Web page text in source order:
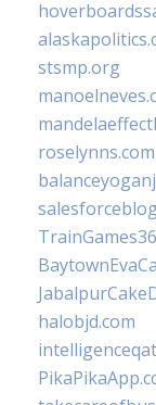
stsmp.org
roselynns.com
halobjd.com